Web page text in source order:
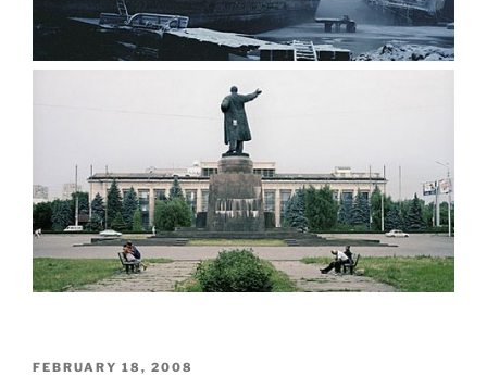
POSTED
FEBRUARY 18, 2008